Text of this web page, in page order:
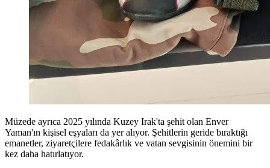
Müzede ayrıca 2025 yılında Kuzey Irak'ta şehit olan Enver
Yaman'ın kişisel eşyaları da yer alıyor. Şehitlerin geride bıraktığı
emanetler, ziyaretçilere fedakârlık ve vatan sevgisinin önemini bir
kez daha hatırlatıyor.